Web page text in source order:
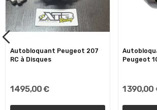
Autobloquant Peugeot 207
RC à Disques
1 495,00 €
Peugeot
1 390,00